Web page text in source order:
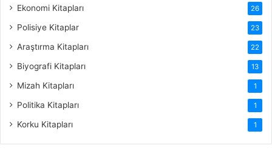
Ekonomi Kitapları 26
Polisiye Kitaplar 23
Araştırma Kitapları 22
Biyografi Kitapları 13
Mizah Kitapları 1
Politika Kitapları 1
Korku Kitapları 1